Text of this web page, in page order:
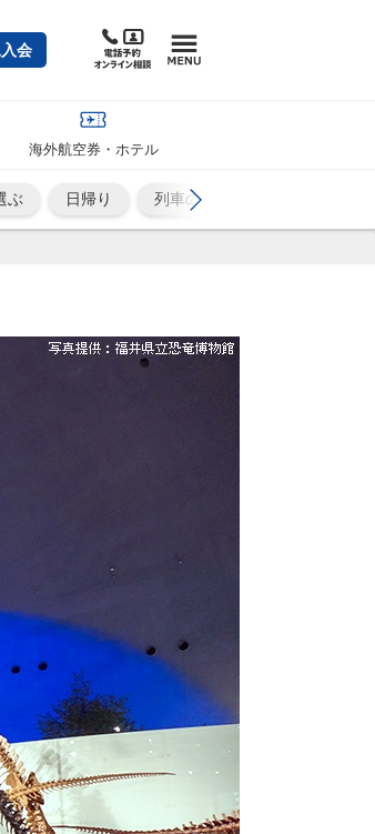
会
海外航空券・ホテル
ぶ 日帰り 列車の旅